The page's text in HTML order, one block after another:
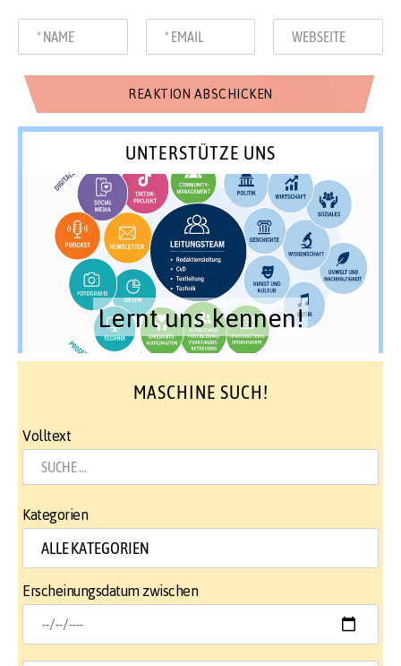
UNTERSTÜTZE UNS
Lernt uns kennen!
MASCHINE SUCH!
Volltext
Kategorien
Erscheinungsdatum zwischen